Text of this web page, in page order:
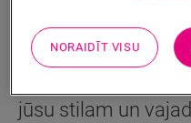
jūsu stilam un
NORAIDĪT VISU